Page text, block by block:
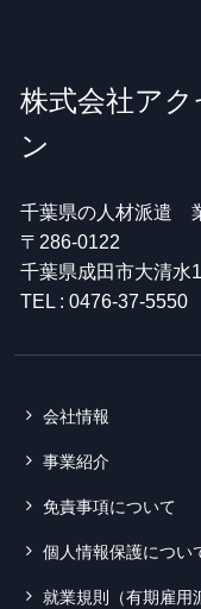
株式会社ア
ン
千葉県の人材派遣
〒286-0122
千葉県成田市大清水
TEL : 0476-37-
会社情報
事業紹介
免責事項について
個人情報保護につい
就業規則（有期雇用